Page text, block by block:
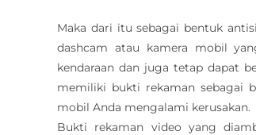
Maka dari itu sebagai bentuk
dashcam atau kamera mobil
kendaraan dan juga tetap dapat
memiliki bukti rekaman sebagai
mobil Anda mengalami kerusakan.
Bukti rekaman video yang